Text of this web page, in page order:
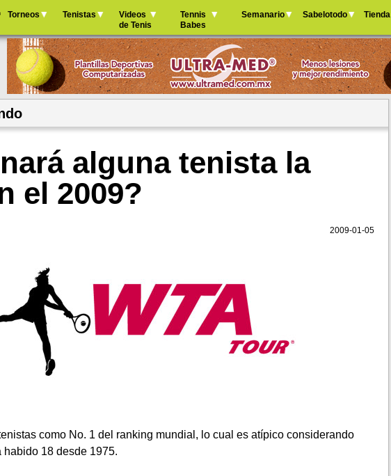
Jump to navigation
principal
Torneos Tenistas
Videos
de Tenis
Tennis
Babes
Semanario Sabelotodo Tienda
alguna tenista la
el 2009?
2009-01-05
como No. 1 del ranking mundial, lo cual es atípico considerando
habido 18 desde 1975.